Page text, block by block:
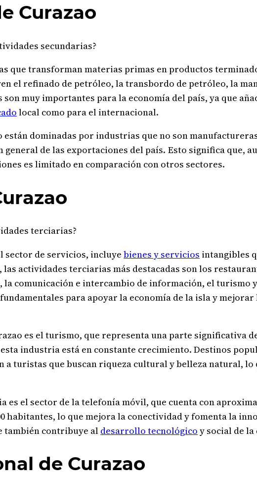
Curazao
secundarias?
que transforman materias primas en productos
el refinado de petróleo, la transbordo de petróleo, la
muy importantes para la economía del país, ya que
local como para el internacional.
están dominadas por industrias que no son
de las exportaciones del país. Esto significa que,
es limitado en comparación con otros sectores.
terciarias?
sector de servicios, incluyebienes y servicios intangibles
actividades terciarias más destacadas son los
la comunicación e intercambio de información, el turismo
para apoyar la economía de la isla y mejorar
es el turismo, que representa una parte significativa
industria está en constante crecimiento. Destinos
a turistas que buscan riqueza cultural y belleza natural,
el sector de la telefonía móvil, que cuenta con
habitantes, lo que mejora la conectividad y fomenta la
también contribuye al desarrollo tecnológico y social de
de Curazao